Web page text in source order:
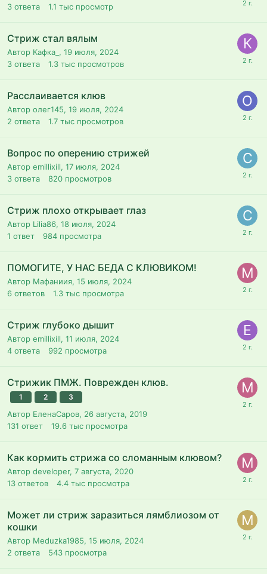
3 ответа 1.1 тыс просмотр
Стриж стал вялым
Автор Кафка_, 19 июля, 2024
3 ответа 1.3 тыс просмотров
Расслаивается клюв
Автор олег145, 19 июля, 2024
2 ответа 1.7 тыс просмотров
Вопрос по оперению стрижей
Автор emillixill, 17 июля, 2024
3 ответа 820 просмотров
Стриж плохо открывает глаз
Автор Lilia86, 18 июля, 2024
1 ответ 984 просмотра
ПОМОГИТЕ, У НАС БЕДА С КЛЮВИКОМ!
Автор Мафаниия, 15 июля, 2024
6 ответов 1.3 тыс просмотра
Стриж глубоко дышит
Автор emillixill, 11 июля, 2024
4 ответа 992 просмотра
Стрижик ПМЖ. Поврежден клюв.
1 2 3
Автор ЕленаСаров, 26 августа, 2019
131 ответ 19.6 тыс просмотра
Как кормить стрижа со сломанным клювом?
Автор developer, 7 августа, 2020
13 ответов 4.4 тыс просмотра
Может ли стриж заразиться лямблиозом от
кошки
Автор Meduzka1985, 15 июля, 2024
2 ответа 543 просмотра